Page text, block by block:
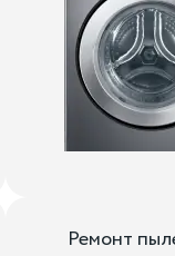
Ремонт